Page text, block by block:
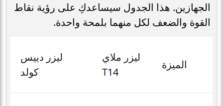
الجهازين. هذا الجدول سيساعدكِ على رؤية نقاط
القوة والضعف لكل منهما بلمحة واحدة.
الميزة
ليزر ملاي
T14
ليزر دييس
كولد